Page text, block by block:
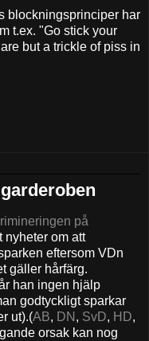
blockningsprinciper har
t.ex. "Go stick your
but a trickle of piss in
på
nyheter om att
eftersom VDn
gäller hårfärg.
han ingen hjälp
godtyckligt sparkar
ut).(AB, DN , SvD, HD,
orsak kan nog